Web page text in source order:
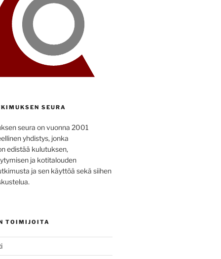
SEURA
seura on vuonna 2001
yhdistys, jonka
edistää kulutuksen,
ja kotitalouden
ja sen käyttöä sekä siihen
TOIMIJOITA